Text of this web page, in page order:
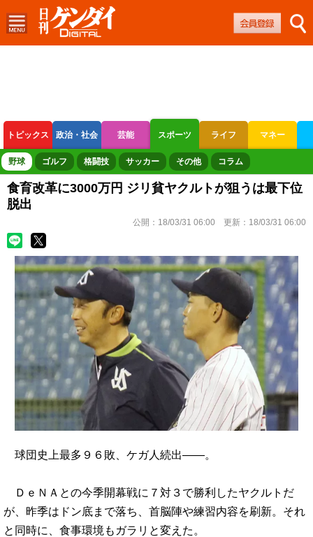
トピックス 政治・社会 芸能 スポーツ ライフ マネー
ボートレース 競輪 オートレース
野球 ゴルフ 格闘技 サッカー その他 コラム
食育改革に3000万円 ジリ貧ヤクルトが狙うは最下位
脱出
公開： 18/03/31 06:00 更新： 18/03/31 06:00
球団史上最多９６敗、ケガ人続出――。
ＤｅＮＡとの今季開幕戦に７対３で勝利したヤクルトだ
が、昨季はドン底まで落ち、首脳陣や練習内容を刷新。それ
と同時に、食事環境もガラリと変えた。